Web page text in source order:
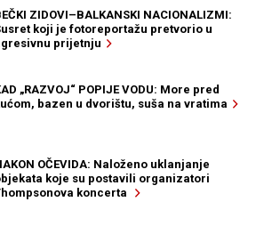
ZIDOVI–BALKANSKI NACIONALIZMI:
koji je fotoreportažu pretvorio u
prijetnju
„RAZVOJ“ POPIJE VODU: More pred
bazen u dvorištu, suša na vratima
OČEVIDA: Naloženo uklanjanje
koje su postavili organizatori
koncerta